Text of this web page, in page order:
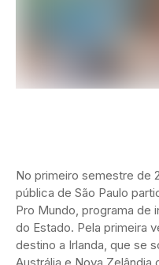
No primeiro semestre de
pública de São Paulo
Pro Mundo, programa de
do Estado. Pela primeira
destino a Irlanda, que se